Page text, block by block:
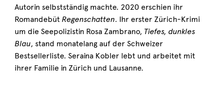
Autorin selbstständig machte. 2020 erschien ihr
Romandebüt Regenschatten. Ihr erster Zürich-Krimi
um die Seepolizistin Rosa Zambrano, Tiefes, dunkles
Blau, stand monatelang auf der Schweizer
Bestsellerliste. Seraina Kobler lebt und arbeitet mit
ihrer Familie in Zürich und Lausanne.